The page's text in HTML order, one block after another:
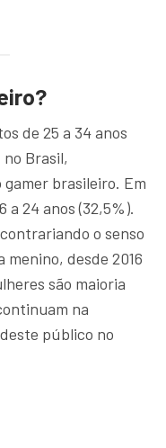
de 25 a 34 anos
Brasil,
brasileiro. Em
a 24 anos (32,5%).
o senso
menino, desde 2016
são maioria
na
público no